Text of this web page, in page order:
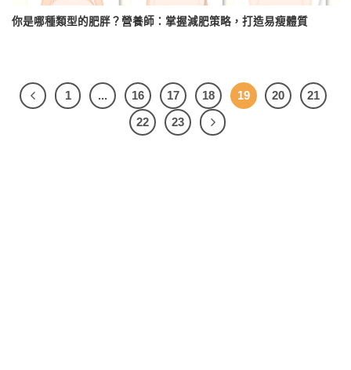
你是哪種類型的肥胖？營養師：掌握減肥策略，打造易瘦體質
1 ... 16 17 18 19 20
21
22
23